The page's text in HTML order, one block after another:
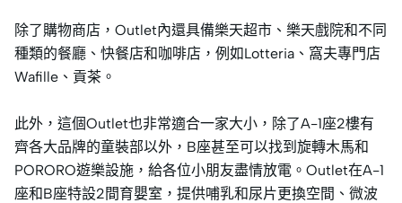
除了購物商店，Outlet內還具備樂天超市、樂天戲院和不同
種類的餐廳、快餐店和咖啡店，例如Lotteria、窩夫專門店
Wafille、貢茶。
此外，這個Outlet也非常適合一家大小，除了A-1座2樓有
齊各大品牌的童裝部以外，B座甚至可以找到旋轉木馬和
PORORO遊樂設施，給各位小朋友盡情放電。Outlet在A-1
座和B座特設2間育嬰室，提供哺乳和尿片更換空間、微波